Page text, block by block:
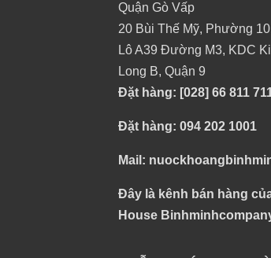
Quận Gò Vấp
20 Bùi Thế Mỹ, Phường
Lô A39 Đường M3, KDC
Long B, Quận 9
Đặt hàng: [028] 66 811
Đặt hàng: 094 202 1001
Mail:
Đây là kênh bán hàng
House